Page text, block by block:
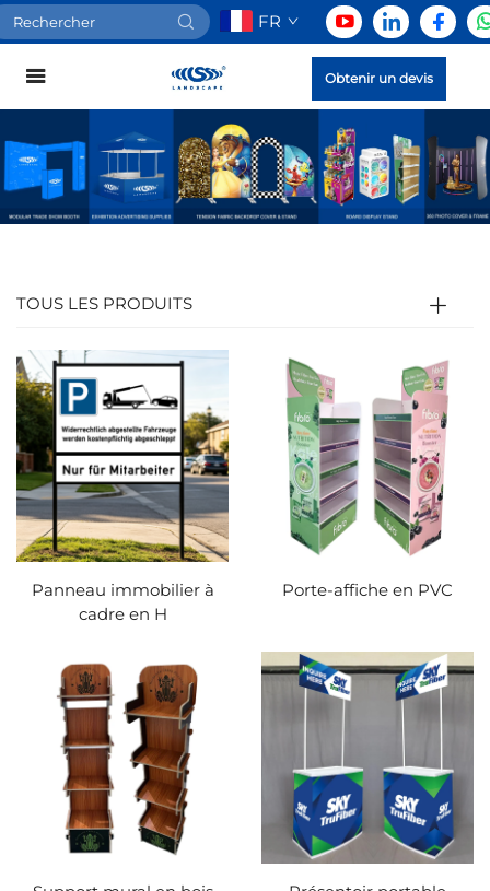
FR
Obtenir un devis
TOUS LES PRODUITS
Panneau immobilier à
cadre en H
Porte-affiche en PVC